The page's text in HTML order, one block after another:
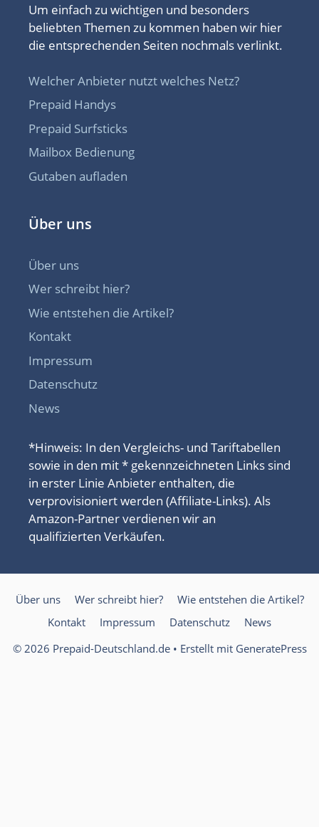
Um einfach zu wichtigen und besonders
beliebten Themen zu kommen haben wir hier
die entsprechenden Seiten nochmals verlinkt.
Welcher Anbieter nutzt welches Netz?
Prepaid Handys
Prepaid Surfsticks
Mailbox Bedienung
Gutaben aufladen
Über uns
Über uns
Wer schreibt hier?
Wie entstehen die Artikel?
Kontakt
Impressum
Datenschutz
News
*Hinweis: In den Vergleichs- und Tariftabellen
sowie in den mit * gekennzeichneten Links sind
in erster Linie Anbieter enthalten, die
verprovisioniert werden (Affiliate-Links). Als
Amazon-Partner verdienen wir an
qualifizierten Verkäufen.
Über uns Wer schreibt hier?
Wie entstehen die Artikel?
Kontakt
Impressum Datenschutz
News
© 2026 Prepaid-Deutschland.de• Erstellt mit GeneratePress